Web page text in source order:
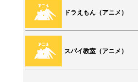
ドラえもん（アニメ）
スパイ教室（アニメ）